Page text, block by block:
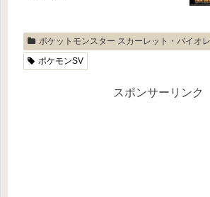
ポケットモンスター スカーレット・バイオ
ポケモンSV
スポンサーリンク